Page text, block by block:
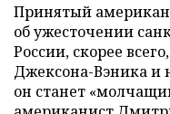
Принятый
об ужесточении
России, скорее
Джексона-Вэника и
он станет